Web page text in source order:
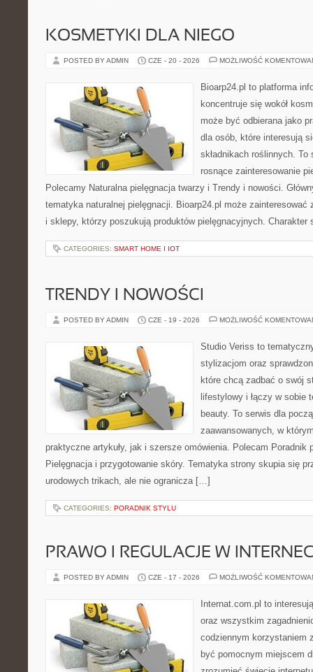
KOSMETYKI DLA NIEGO
POSTED BY ADMIN CZE - 20 - 2026 MOŻLIWOŚĆ
Bioarp24.pl to platforma
koncentruje się wokół
może być odbierana jako
dla osób, które interesują
składnikach roślinnych.
rosnące zainteresowanie
Polecamy Naturalna pielęgnacja twarzy i Trendy i nowości.
tematyka naturalnej pielęgnacji. Bioarp24.pl może zainteresować
i sklepy, którzy poszukują produktów pielęgnacyjnych.
CATEGORIES: SMART HOME I IOT
TRENDY I NOWOŚCI
POSTED BY ADMIN CZE - 19 - 2026 MOŻLIWOŚĆ
Studio Veriss to
stylizacjom oraz
które chcą zadbać o swój
lifestylowy i łączy w sobie
beauty. To serwis dla
zaawansowanych, w
praktyczne artykuły, jak i szersze omówienia. Polecam
Pielęgnacja i przygotowanie skóry. Tematyka strony skupia się
urodowych trikach, ale nie ogranicza […]
CATEGORIES: PORADNIK STYLU
PRAWO I REGULACJE W
POSTED BY ADMIN CZE - 17 - 2026 MOŻLIWOŚĆ
Internat.com.pl to
oraz wszystkim
codziennym korzystaniem
być pomocnym miejscem